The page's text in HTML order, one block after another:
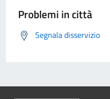
Problemi in città
Segnala disservizio